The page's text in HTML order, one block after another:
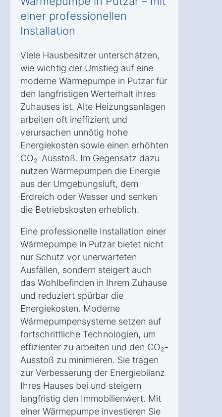
einer professionellen
Installation
Viele Hausbesitzer unterschätzen,
wie wichtig der Umstieg auf eine
moderne Wärmepumpe in Putzar für
den langfristigen Werterhalt ihres
Zuhauses ist. Alte Heizungsanlagen
arbeiten oft ineffizient und
verursachen unnötig hohe
Energiekosten sowie einen erhöhten
CO₂-Ausstoß. Im Gegensatz dazu
nutzen Wärmepumpen die Energie
aus der Umgebungsluft, dem
Erdreich oder Wasser und senken
die Betriebskosten erheblich.
Eine professionelle Installation einer
Wärmepumpe in Putzar bietet nicht
nur Schutz vor unerwarteten
Ausfällen, sondern steigert auch
das Wohlbefinden in Ihrem Zuhause
und reduziert spürbar die
Energiekosten. Moderne
Wärmepumpensysteme setzen auf
fortschrittliche Technologien, um
effizienter zu arbeiten und den CO₂-
Ausstoß zu minimieren. Sie tragen
zur Verbesserung der Energiebilanz
Ihres Hauses bei und steigern
langfristig den Immobilienwert. Mit
einer Wärmepumpe investieren Sie